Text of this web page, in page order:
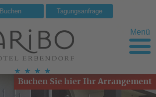
Buchen Tagungsanfrage
Menü
Buchen Sie hier Ihr Arrangement